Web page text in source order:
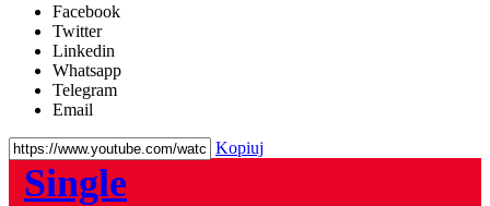
Facebook
Twitter
Linkedin
Whatsapp
Telegram
Email
Kopiuj
Single